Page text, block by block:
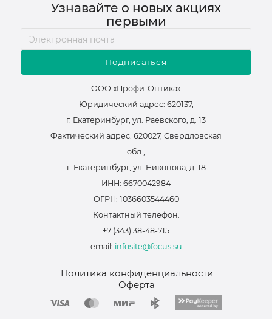
Узнавайте о новых акциях
первыми
Подписаться
ООО «Профи-Оптика»
Юридический адрес: 620137,
г. Екатеринбург, ул. Раевского, д. 13
Фактический адрес: 620027, Свердловская
обл.,
г. Екатеринбург, ул. Никонова, д. 18
ИНН: 6670042984
ОГРН: 1036603544460
Контактный телефон:
+7 (343) 38-48-715
email: infosite@focus.su
Политика конфиденциальности
Оферта